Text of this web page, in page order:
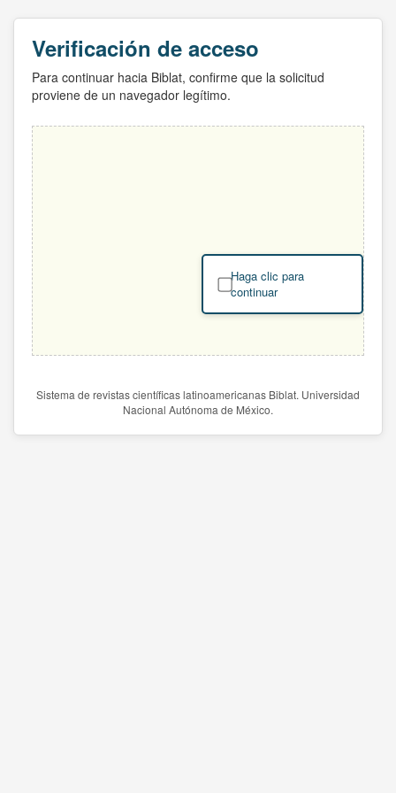
Verificación de acceso
Para continuar hacia Biblat, confirme que la solicitud
proviene de un navegador legítimo.
Haga clic para
continuar
Sistema de revistas científicas latinoamericanas Biblat. Universidad
Nacional Autónoma de México.